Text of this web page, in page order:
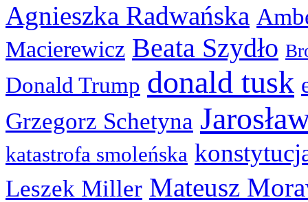
Agnieszka Radwańska
Macierewicz Beata Szydło
Donald Trump donald tusk
Grzegorz Schetyna
katastrofa smoleńska
Leszek Miller Mateusz